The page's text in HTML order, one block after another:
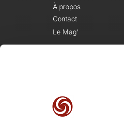
À propos
Contact
Le Mag'